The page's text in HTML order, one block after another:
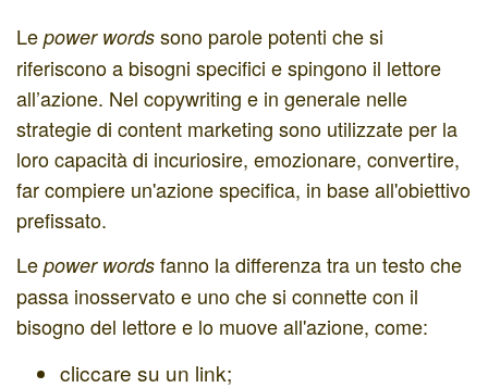
Le power words sono parole potenti che si
riferiscono a bisogni specifici e spingono il lettore
all’azione. Nel copywriting e in generale nelle
strategie di content marketing sono utilizzate per la
loro capacità di incuriosire, emozionare, convertire,
far compiere un'azione specifica, in base all'obiettivo
prefissato.
Le power words fanno la differenza tra un testo che
passa inosservato e uno che si connette con il
bisogno del lettore e lo muove all'azione, come:
cliccare su un link;